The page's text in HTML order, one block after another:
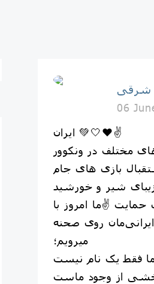
شرقى
06
ایران 💚🤍❤️✌️
مختلف در ونکوور
بازی های جام
شیر و خورشید
حمایت ✌️ما امروز با
روی صحنه
میرویم؛